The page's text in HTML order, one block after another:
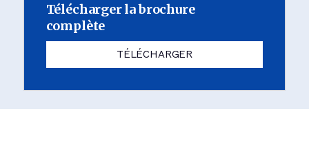
Télécharger la brochure
complète
TÉLÉCHARGER